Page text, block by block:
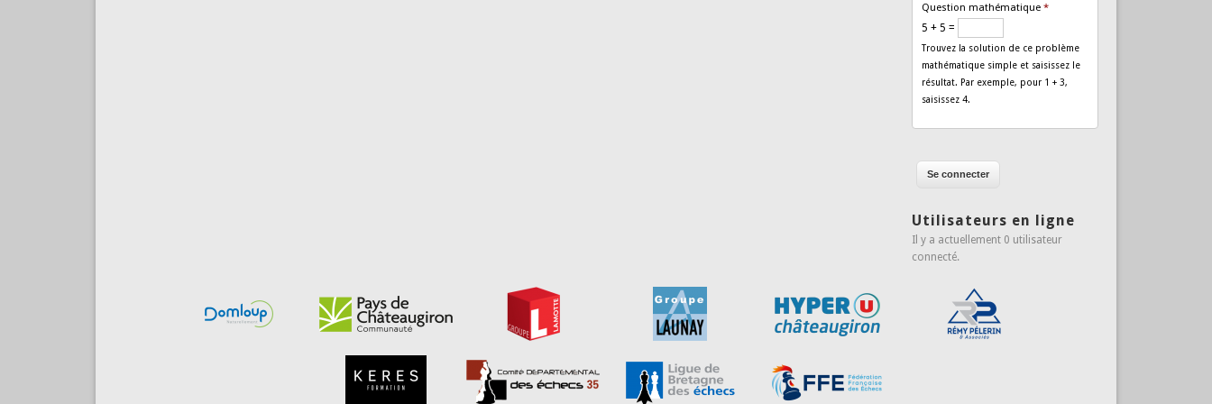
Question mathématique *
5 + 5 =
Trouvez la solution de ce problème
mathématique simple et saisissez le
résultat. Par exemple, pour 1 + 3,
saisissez 4.
Utilisateurs en ligne
Il y a actuellement 0 utilisateur
connecté.